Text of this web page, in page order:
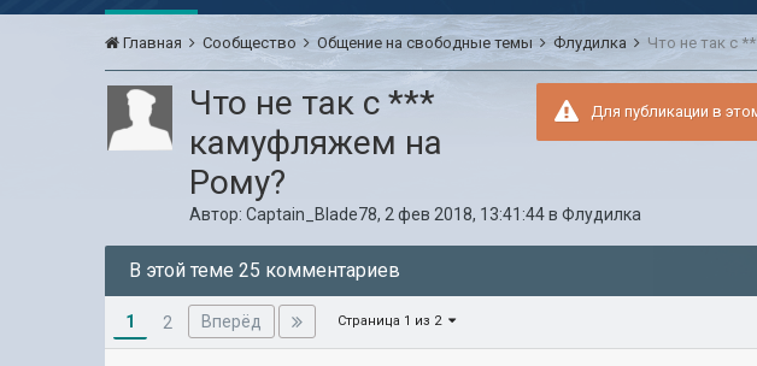
Главная Сообщество Общение на свободные темы Флудилка Что не так с
Для публикации в
Что не так с ***
камуфляжем на
Рому?
Автор:Captain_Blade78, 2 фев 2018, 13:41:44вФлудилка
В этой теме 25 комментариев
1 2 Вперёд Страница 1 из 2